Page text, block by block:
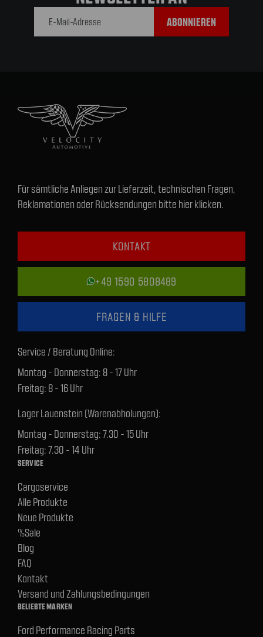
Für sämtliche Anliegen zur Lieferzeit, technischen Fragen,
Reklamationen oder Rücksendungen bitte hier klicken.
KONTAKT
+49 1590 5808489
FRAGEN & HILFE
Service / Beratung Online:
Montag - Donnerstag: 8 - 17 Uhr
Freitag: 8 - 16 Uhr
Lager Lauenstein (Warenabholungen):
Montag - Donnerstag: 7.30 - 15 Uhr
Freitag: 7.30 - 14 Uhr
SERVICE
Cargoservice
Alle Produkte
Neue Produkte
%Sale
Blog
FAQ
Kontakt
Versand und Zahlungsbedingungen
BELIEBTE MARKEN
Ford Performance Racing Parts